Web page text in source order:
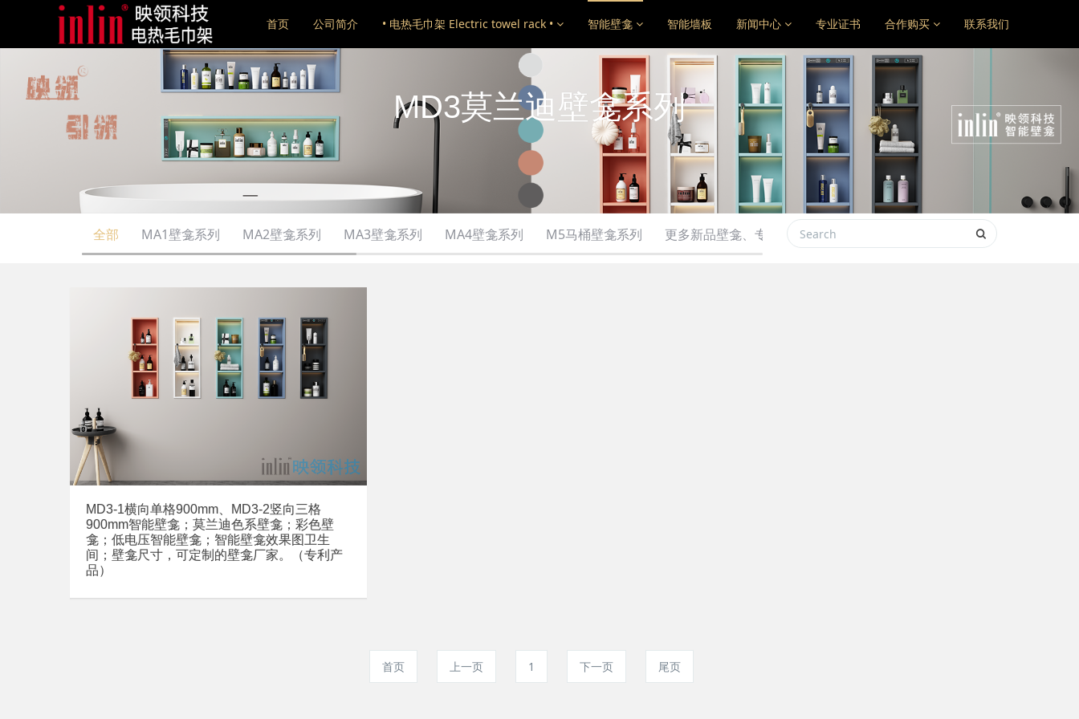
首页 公司简介 • 电热毛巾架 Electric towel rack • 智能壁龛 智能墙板 新闻中心 专业证书 合作购买 联系我们
MD3莫兰迪壁龛系列
全部 MA1壁龛系列 MA2壁龛系列 MA3壁龛系列 MA4壁龛系列 M5马桶壁龛系列 更多新品壁龛、专供款、酒店专款，彩色个性创意智能壁龛 敬请联系
MD3-1横向单格900mm、MD3-2竖向三格
900mm智能壁龛；莫兰迪色系壁龛；彩色壁
龛；低电压智能壁龛；智能壁龛效果图卫生
间；壁龛尺寸，可定制的壁龛厂家。（专利产
品）
首页 上一页 1 下一页 尾页